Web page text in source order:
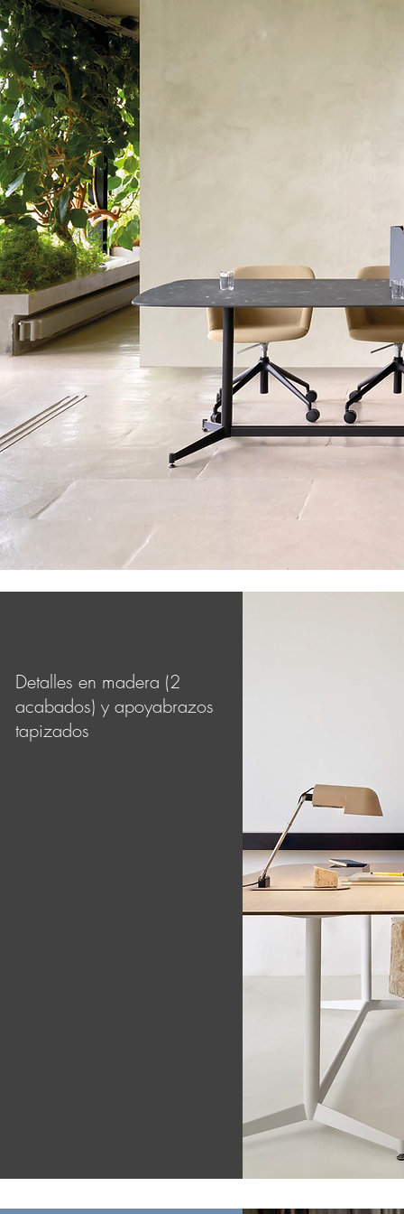
Detalles en madera (2
acabados) y apoyabrazos
tapizados